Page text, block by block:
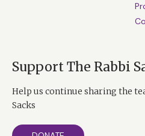
Support The Rabbi
Help us continue sharing the
Sacks